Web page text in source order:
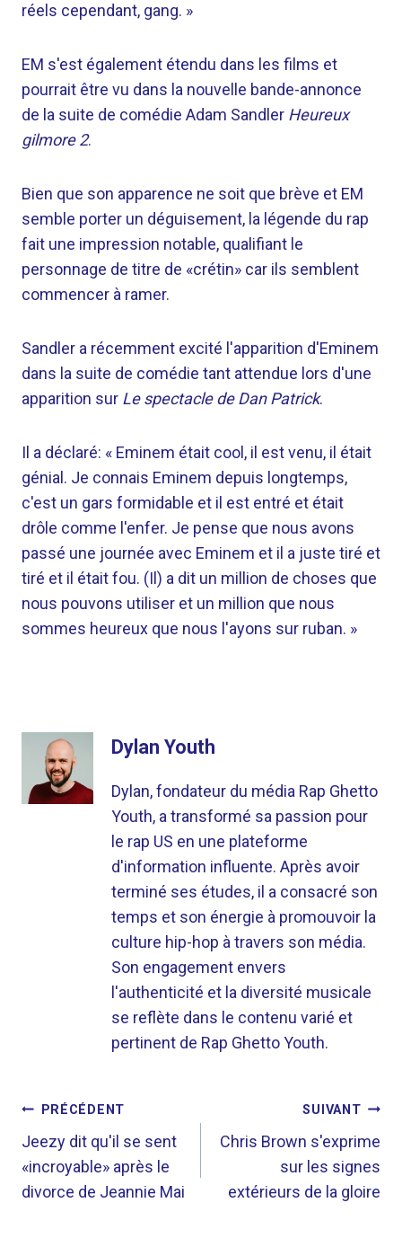
réels cependant, gang. »
EM s'est également étendu dans les films et
pourrait être vu dans la nouvelle bande-annonce
de la suite de comédie Adam Sandler Heureux
gilmore 2.
Bien que son apparence ne soit que brève et EM
semble porter un déguisement, la légende du rap
fait une impression notable, qualifiant le
personnage de titre de «crétin» car ils semblent
commencer à ramer.
Sandler a récemment excité l'apparition d'Eminem
dans la suite de comédie tant attendue lors d'une
apparition sur Le spectacle de Dan Patrick.
Il a déclaré: « Eminem était cool, il est venu, il était
génial. Je connais Eminem depuis longtemps,
c'est un gars formidable et il est entré et était
drôle comme l'enfer. Je pense que nous avons
passé une journée avec Eminem et il a juste tiré et
tiré et il était fou. (Il) a dit un million de choses que
nous pouvons utiliser et un million que nous
sommes heureux que nous l'ayons sur ruban. »
Dylan Youth
Dylan, fondateur du média Rap Ghetto
Youth, a transformé sa passion pour
le rap US en une plateforme
d'information influente. Après avoir
terminé ses études, il a consacré son
temps et son énergie à promouvoir la
culture hip-hop à travers son média.
Son engagement envers
l'authenticité et la diversité musicale
se reflète dans le contenu varié et
pertinent de Rap Ghetto Youth.
NAVIGATION
DE
L’ARTICLE
PRÉCÉDENT
Jeezy dit qu'il se sent
«incroyable» après le
divorce de Jeannie Mai
SUIVANT
Chris Brown s'exprime
sur les signes
extérieurs de la gloire